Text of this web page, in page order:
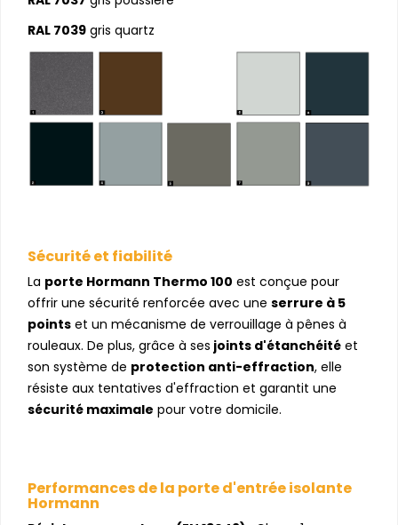
RAL 7039 gris quartz
Sécurité et fiabilité
La porte Hormann Thermo 100 est conçue pour
offrir une sécurité renforcée avec une serrure à 5
points et un mécanisme de verrouillage à pênes à
rouleaux. De plus, grâce à ses joints d'étanchéité et
son système de protection anti-effraction, elle
résiste aux tentatives d'effraction et garantit une
sécurité maximale pour votre domicile.
Performances de la porte d'entrée isolante
Hormann